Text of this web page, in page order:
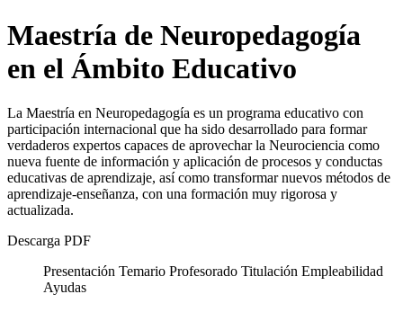
Maestría de Neuropedagogía
en el Ámbito Educativo
La Maestría en Neuropedagogía es un programa educativo con
participación internacional que ha sido desarrollado para formar
verdaderos expertos capaces de aprovechar la Neurociencia como
nueva fuente de información y aplicación de procesos y conductas
educativas de aprendizaje, así como transformar nuevos métodos de
aprendizaje-enseñanza, con una formación muy rigorosa y
actualizada.
Descarga PDF
Presentación Temario Profesorado Titulación Empleabilidad
Ayudas